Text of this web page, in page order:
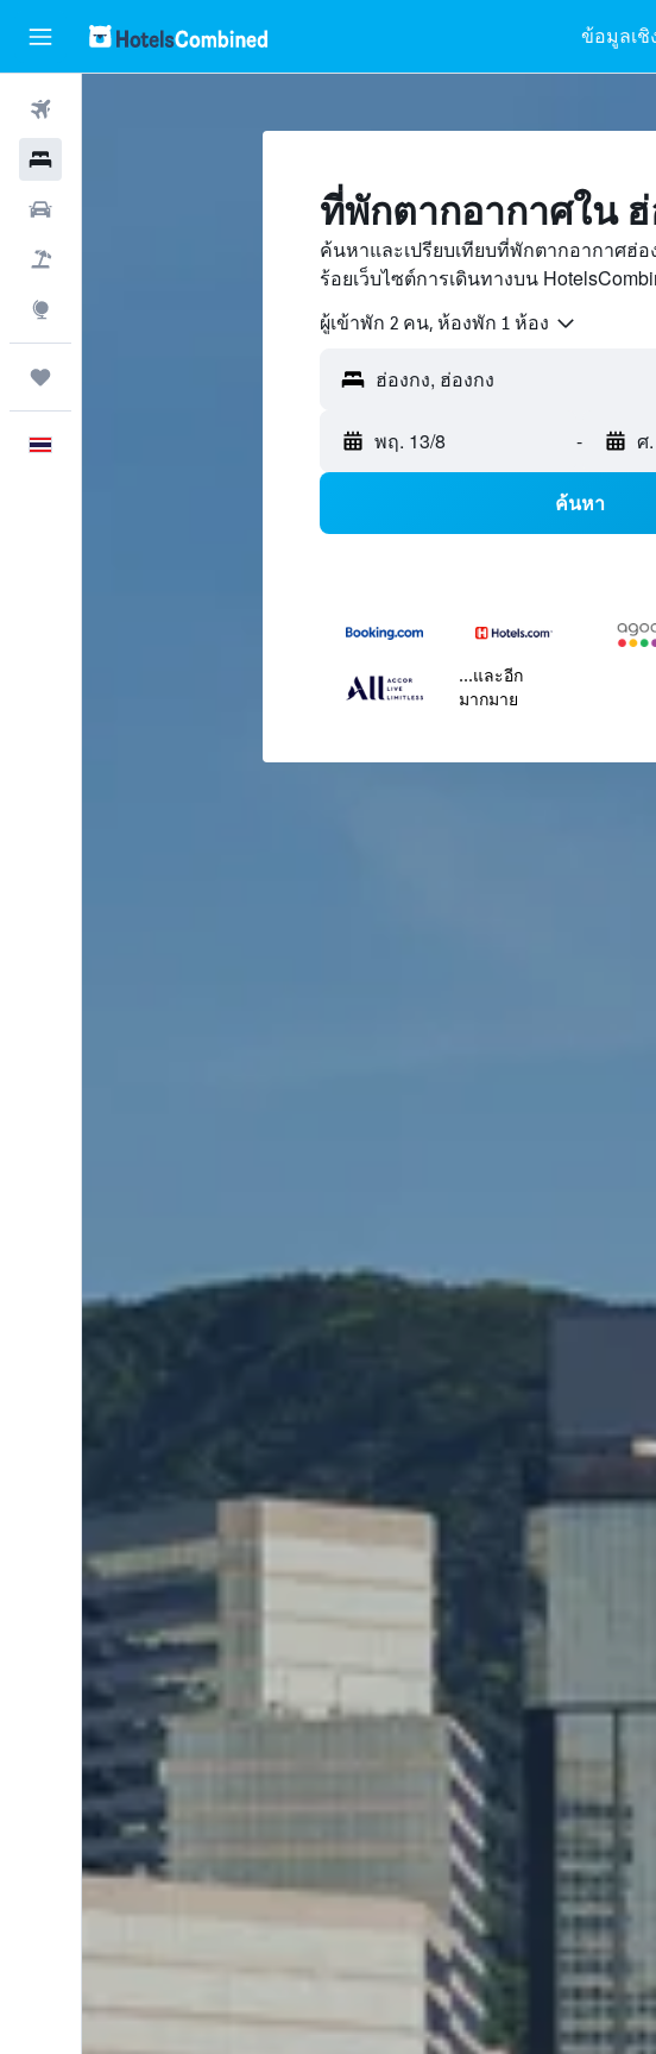
ข้อมูลเชิ
ที่พักตากอากาศใน ฮ่
ค้นหาและเปรียบเทียบที่พักตากอากาศฮ่อ
ร้อยเว็บไซต์การเดินทางบน
ผู้เข้าพัก 2 คน, ห้องพัก 1 ห้อง
ฮ่องกง, ฮ่องกง
พฤ. 13/8 - ศ
ค้นหา
...และอีก
มากมาย